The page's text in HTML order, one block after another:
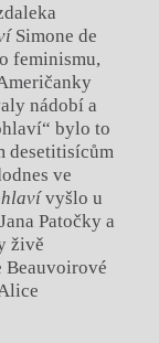
Simone de
feminismu,
nádobí a
bylo to
desetitisícům
ve
vyšlo u
Patočky a
živě
Beauvoirové